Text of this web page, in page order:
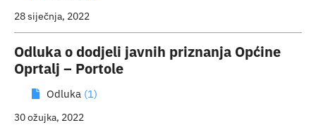
28 siječnja, 2022
Odluka o dodjeli javnih priznanja Općine
Oprtalj – Portole
Odluka (1)
30 ožujka, 2022